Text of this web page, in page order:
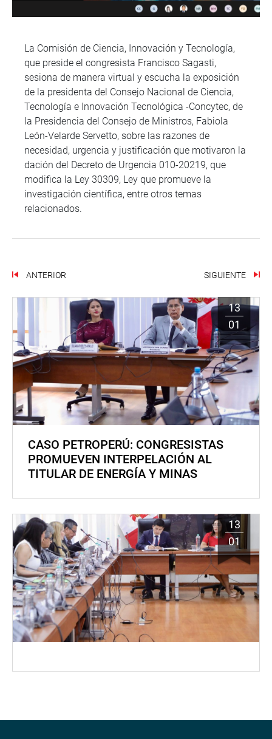
La Comisión de Ciencia, Innovación y Tecnología,
que preside el congresista Francisco Sagasti,
sesiona de manera virtual y escucha la exposición
de la presidenta del Consejo Nacional de Ciencia,
Tecnología e Innovación Tecnológica -Concytec, de
la Presidencia del Consejo de Ministros, Fabiola
León-Velarde Servetto, sobre las razones de
necesidad, urgencia y justificación que motivaron la
dación del Decreto de Urgencia 010-20219, que
modifica la Ley 30309, Ley que promueve la
investigación científica, entre otros temas
relacionados.
ANTERIOR SIGUIENTE
13
01
CASO PETROPERÚ: CONGRESISTAS
PROMUEVEN INTERPELACIÓN AL
TITULAR DE ENERGÍA Y MINAS
13
01